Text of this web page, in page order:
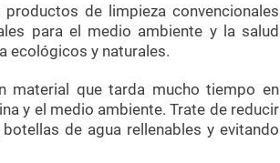
productos de limpieza convencionales
para el medio ambiente y la salud
ecológicos y naturales.
material que tarda mucho tiempo en
y el medio ambiente. Trate de reducir
de agua rellenables y evitando